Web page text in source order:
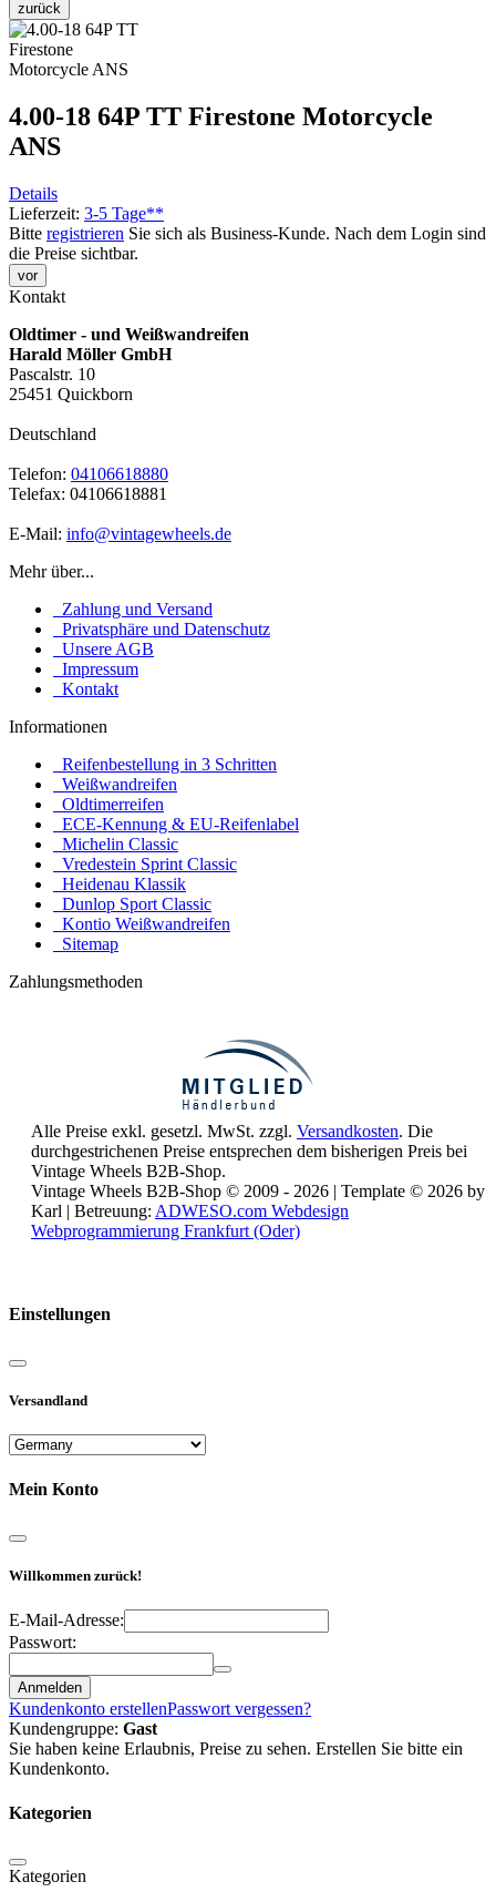
zurück
4.00-18 64P TT Firestone Motorcycle
ANS
Details
Lieferzeit: 3-5 Tage**
Bitte registrieren Sie sich als Business-Kunde. Nach dem Login sind
die Preise sichtbar.
vor
Kontakt
Oldtimer - und Weißwandreifen
Harald Möller GmbH
Pascalstr. 10
25451 Quickborn
Deutschland
Telefon: 04106618880
Telefax: 04106618881
E-Mail: info@vintagewheels.de
Mehr über...
Zahlung und Versand
Privatsphäre und Datenschutz
Unsere AGB
Impressum
Kontakt
Informationen
Reifenbestellung in 3 Schritten
Weißwandreifen
Oldtimerreifen
ECE-Kennung & EU-Reifenlabel
Michelin Classic
Vredestein Sprint Classic
Heidenau Klassik
Dunlop Sport Classic
Kontio Weißwandreifen
Sitemap
Zahlungsmethoden
Alle Preise exkl. gesetzl. MwSt. zzgl. Versandkosten. Die
durchgestrichenen Preise entsprechen dem bisherigen Preis bei
Vintage Wheels B2B-Shop.
Vintage Wheels B2B-Shop © 2009 - 2026 | Template © 2026 by
Karl | Betreuung: ADWESO.com Webdesign
Webprogrammierung Frankfurt (Oder)
Einstellungen
Versandland
Mein Konto
Willkommen zurück!
E-Mail-Adresse:
Passwort:
Anmelden
Kundenkonto erstellenPasswort vergessen?
Kundengruppe: Gast
Sie haben keine Erlaubnis, Preise zu sehen. Erstellen Sie bitte ein
Kundenkonto.
Kategorien
Kategorien